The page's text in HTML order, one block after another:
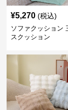
¥5,270 (税込)
ソファクッション
スクッション